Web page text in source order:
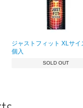
ジャストフィット XLサイ
個入
SOLD OUT